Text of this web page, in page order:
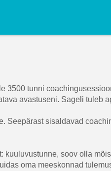
3500 tunni
avastuseni. Sageli tuleb
Seepärast sisaldavad
soov olla
oma meeskonnad